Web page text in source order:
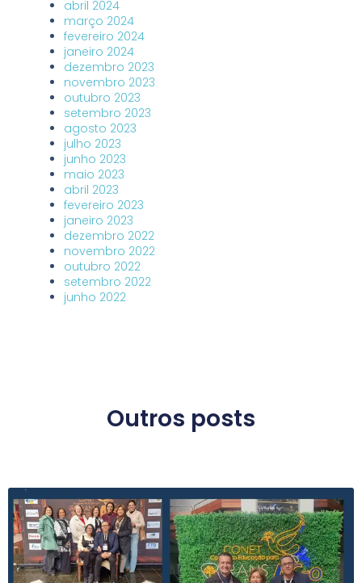
abril 2024
março 2024
fevereiro 2024
janeiro 2024
dezembro 2023
novembro 2023
outubro 2023
setembro 2023
agosto 2023
julho 2023
junho 2023
maio 2023
abril 2023
fevereiro 2023
janeiro 2023
dezembro 2022
novembro 2022
outubro 2022
setembro 2022
junho 2022
Outros posts